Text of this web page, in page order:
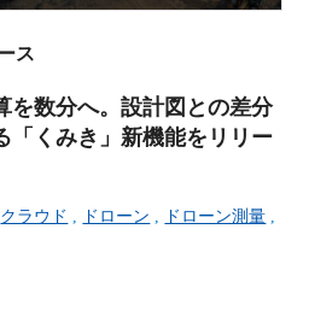
ス
を数分へ。設計図との差分
「くみき」新機能をリリー
クラウド , ドローン , ドローン測量 ,